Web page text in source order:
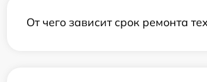
От чего зависит срок ремонта